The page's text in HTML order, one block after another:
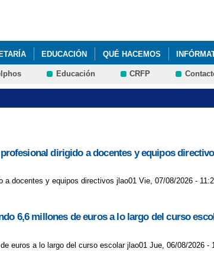
EDUCACIÓN QUÉ HACEMOS
Educación CRFP
dirigido a docentes y equipos
docentes y equipos directivos jlao01 Vie, 07/08/2026 -
6,6 millones de euros a lo largo del curso
euros a lo largo del curso escolar jlao01 Jue, 06/08/2026 -